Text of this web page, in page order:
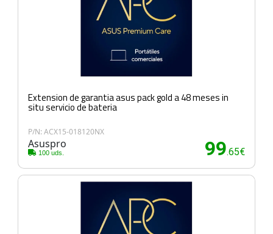
Extension de garantia asus pack gold a 48 meses in
situ servicio de bateria
P/N: ACX15-018120NX
Asuspro
100 uds. 99.65€